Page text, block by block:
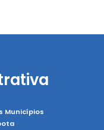
Municípios